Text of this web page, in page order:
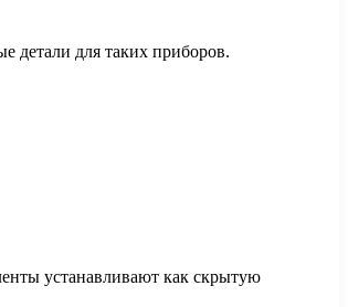
детали для таких приборов.
устанавливают как скрытую